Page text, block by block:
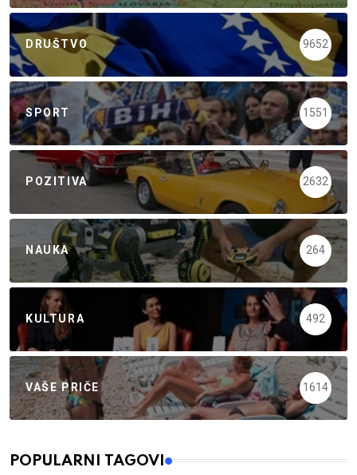
DRUŠTVO 9652
SPORT 1551
POZITIVA 2632
NAUKA 264
KULTURA 492
VAŠE PRIČE 1614
POPULARNI TAGOVI